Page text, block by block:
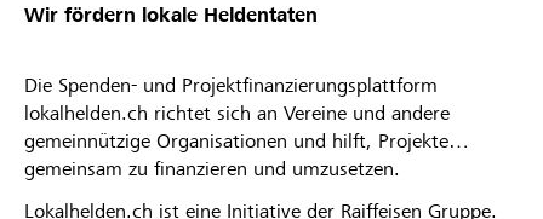
Wir fördern lokale Heldentaten
Die Spenden- und Projektfinanzierungsplattform
lokalhelden.ch richtet sich an Vereine und andere
gemeinnützige Organisationen und hilft, Projekte
gemeinsam zu finanzieren und umzusetzen.
Lokalhelden.ch ist eine Initiative der Raiffeisen Gruppe.